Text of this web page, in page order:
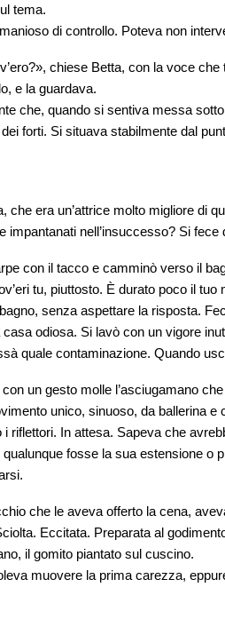
tema.
di controllo. Poteva non
chiese Betta, con la voce
e la guardava.
che, quando si sentiva messa
forti. Si situava stabilmente dal
che era un’attrice molto migliore di
impantanati nell’insuccesso? Si
con il tacco e camminò verso il
tu, piuttosto. È durato poco il tuo
senza aspettare la risposta.
odiosa. Si lavò con un vigore
quale contaminazione. Quando
un gesto molle l’asciugamano
unico, sinuoso, da ballerina
i riflettori. In attesa. Sapeva che
qualunque fosse la sua estensione
che le aveva offerto la cena,
Eccitata. Preparata al
il gomito piantato sul cuscino.
muovere la prima carezza,